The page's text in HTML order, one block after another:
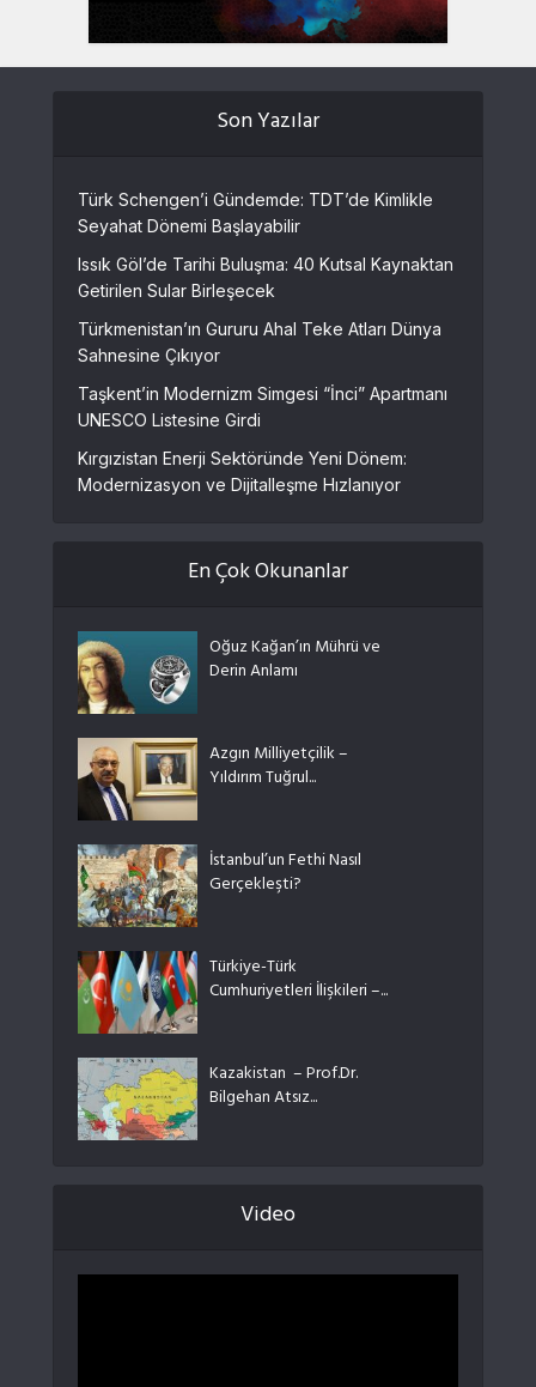
Son Yazılar
Türk Schengen’i Gündemde: TDT’de Kimlikle
Seyahat Dönemi Başlayabilir
Issık Göl’de Tarihi Buluşma: 40 Kutsal Kaynaktan
Getirilen Sular Birleşecek
Türkmenistan’ın Gururu Ahal Teke Atları Dünya
Sahnesine Çıkıyor
Taşkent’in Modernizm Simgesi “İnci” Apartmanı
UNESCO Listesine Girdi
Kırgızistan Enerji Sektöründe Yeni Dönem:
Modernizasyon ve Dijitalleşme Hızlanıyor
En Çok Okunanlar
Oğuz Kağan’ın Mührü ve
Derin Anlamı
Azgın Milliyetçilik –
Yıldırım Tuğrul...
İstanbul’un Fethi Nasıl
Gerçekleşti?
Türkiye-Türk
Cumhuriyetleri İlişkileri –...
Kazakistan – Prof.Dr.
Bilgehan Atsız...
Video